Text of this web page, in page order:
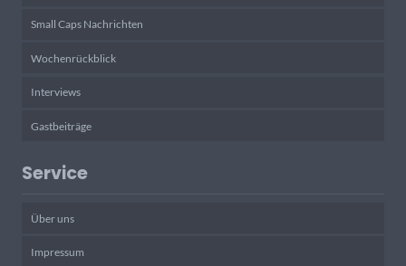
Small Caps Nachrichten
Wochenrückblick
Interviews
Gastbeiträge
Service
Über uns
Impressum